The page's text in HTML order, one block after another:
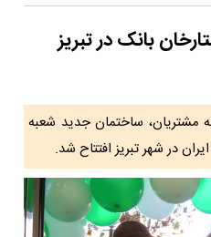
بانک در تبریز
مشتریان، ساختمان جدید شعبه
در شهر تبریز افتتاح شد.